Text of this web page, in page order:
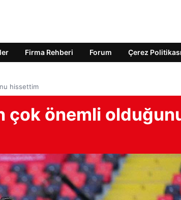
Firma Rehberi Forum Çerez Politikası
hissettim
çok önemli